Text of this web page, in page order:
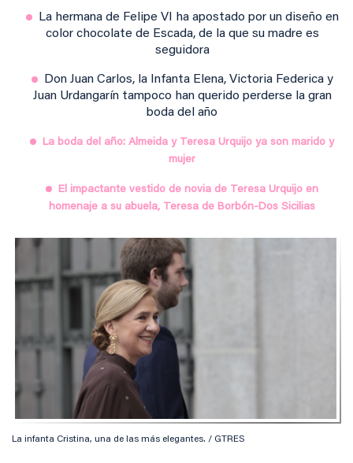
La hermana de Felipe VI ha apostado por un diseño en
color chocolate de Escada, de la que su madre es
seguidora
Don Juan Carlos, la Infanta Elena, Victoria Federica y
Juan Urdangarín tampoco han querido perderse la gran
boda del año
La boda del año: Almeida y Teresa Urquijo ya son marido y
mujer
El impactante vestido de novia de Teresa Urquijo en
homenaje a su abuela, Teresa de Borbón-Dos Sicilias
La infanta Cristina, una de las más elegantes. / GTRES